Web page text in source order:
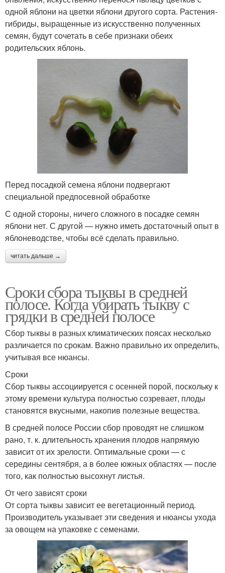
одной яблони на цветки яблони другого сорта. Растения-
гибриды, выращенные из искусственно полученных
семян, будут сочетать в себе признаки обеих
родительских яблонь.
Перед посадкой семена яблони подвергают
специальной предпосевной обработке
С одной стороны, ничего сложного в посадке семян
яблони нет. С другой — нужно иметь достаточный опыт в
яблоневодстве, чтобы всё сделать правильно.
читать дальше →
Сроки сбора тыквы в средней
полосе. Когда убирать тыкву с
грядки в средней полосе
Сбор тыквы в разных климатических поясах несколько
различается по срокам. Важно правильно их определить,
учитывая все нюансы.
Сроки
Сбор тыквы ассоциируется с осенней порой, поскольку к
этому времени культура полностью созревает, плоды
становятся вкусными, накопив полезные вещества.
В средней полосе России сбор проводят не слишком
рано, т. к. длительность хранения плодов напрямую
зависит от их зрелости. Оптимальные сроки — с
середины сентября, а в более южных областях — после
того, как полностью высохнут листья.
От чего зависят сроки
От сорта тыквы зависит ее вегетационный период.
Производитель указывает эти сведения и нюансы ухода
за овощем на упаковке с семенами.